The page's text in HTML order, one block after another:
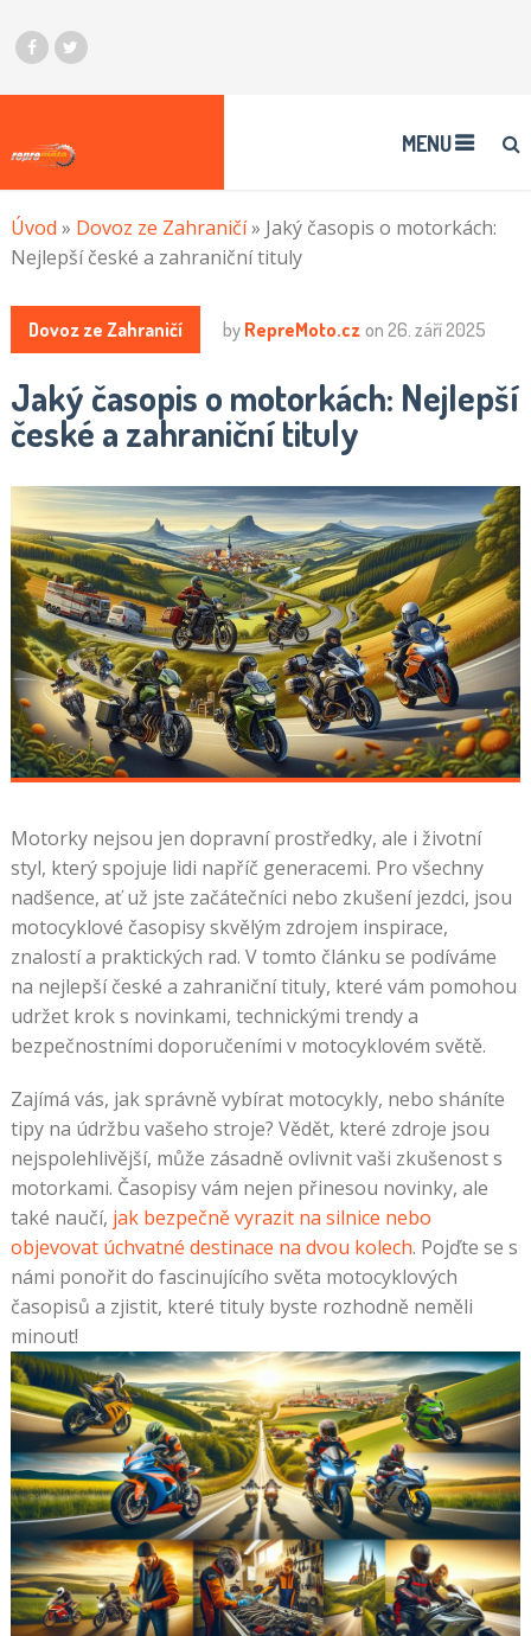
MENU
Úvod » Dovoz ze Zahraničí» Jaký časopis o motorkách:
Nejlepší české a zahraniční tituly
Dovoz ze Zahraničí by RepreMoto.cz on 26. září 2025
Jaký časopis o motorkách: Nejlepší
české a zahraniční tituly
Motorky nejsou jen dopravní prostředky, ale i životní
styl, který spojuje lidi napříč generacemi. Pro všechny
nadšence, ať už jste začátečníci nebo zkušení jezdci, jsou
motocyklové časopisy skvělým zdrojem inspirace,
znalostí a praktických rad. V tomto článku se podíváme
na nejlepší české a zahraniční tituly, které vám pomohou
udržet krok s novinkami, technickými trendy a
bezpečnostními doporučeními v motocyklovém světě.
Zajímá vás, jak správně vybírat motocykly, nebo sháníte
tipy na údržbu vašeho stroje? Vědět, které zdroje jsou
nejspolehlivější, může zásadně ovlivnit vaši zkušenost s
motorkami. Časopisy vám nejen přinesou novinky, ale
také naučí, jak bezpečně vyrazit na silnice nebo
objevovat úchvatné destinace na dvou kolech. Pojďte se s
námi ponořit do fascinujícího světa motocyklových
časopisů a zjistit, které tituly byste rozhodně neměli
minout!